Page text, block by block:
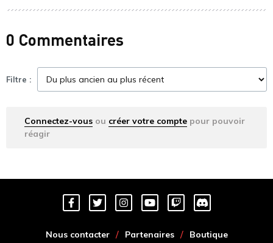
0 Commentaires
Filtre :
Connectez-vous ou créer votre compte pour pouvoir
réagir
Nous contacter Partenaires
Boutique